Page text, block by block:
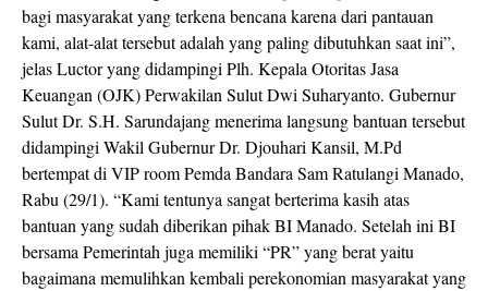
bagi masyarakat yang terkena bencana karena dari pantauan
kami, alat-alat tersebut adalah yang paling dibutuhkan saat ini”,
jelas Luctor yang didampingi Plh. Kepala Otoritas Jasa
Keuangan (OJK) Perwakilan Sulut Dwi Suharyanto. Gubernur
Sulut Dr. S.H. Sarundajang menerima langsung bantuan tersebut
didampingi Wakil Gubernur Dr. Djouhari Kansil, M.Pd
bertempat di VIP room Pemda Bandara Sam Ratulangi Manado,
Rabu (29/1). “Kami tentunya sangat berterima kasih atas
bantuan yang sudah diberikan pihak BI Manado. Setelah ini BI
bersama Pemerintah juga memiliki “PR” yang berat yaitu
bagaimana memulihkan kembali perekonomian masyarakat yang